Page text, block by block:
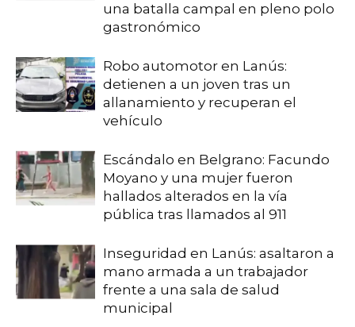
una batalla campal en pleno polo
gastronómico
Robo automotor en Lanús:
detienen a un joven tras un
allanamiento y recuperan el
vehículo
Escándalo en Belgrano: Facundo
Moyano y una mujer fueron
hallados alterados en la vía
pública tras llamados al 911
Inseguridad en Lanús: asaltaron a
mano armada a un trabajador
frente a una sala de salud
municipal